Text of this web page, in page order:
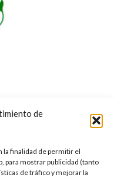
de
la finalidad de permitir el
para mostrar publicidad (tanto
de tráfico y mejorar la
España